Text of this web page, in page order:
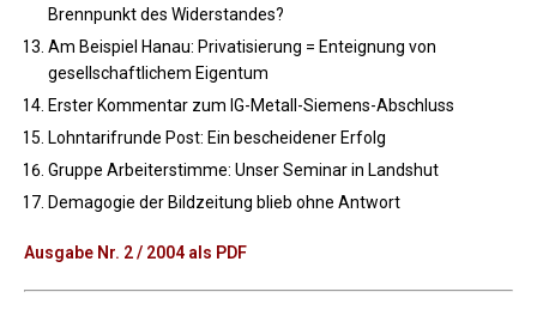
Brennpunkt des Widerstandes?
Am Beispiel Hanau: Privatisierung = Enteignung von
gesellschaftlichem Eigentum
Erster Kommentar zum IG-Metall-Siemens-Abschluss
Lohntarifrunde Post: Ein bescheidener Erfolg
Gruppe Arbeiterstimme: Unser Seminar in Landshut
Demagogie der Bildzeitung blieb ohne Antwort
Ausgabe Nr. 2 / 2004 als PDF